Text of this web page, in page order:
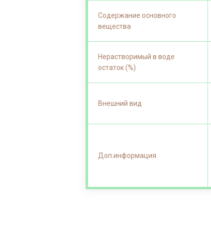
Содержание основного
вещества
Нерастворимый в воде
остаток (%)
Внешний вид
Доп.информация